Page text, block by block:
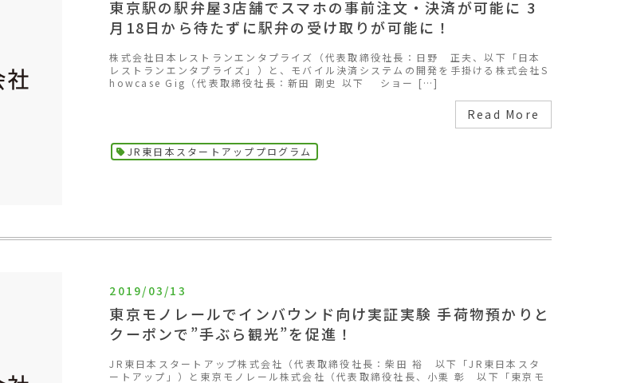
東京駅の駅弁屋3店舗でスマホの事前注文・決済が可能に 3
月18日から待たずに駅弁の受け取りが可能に！
株式会社日本レストランエンタプライズ（代表取締役社長：日野 正夫、以下「日本
レストランエンタプライズ」）と、モバイル決済システムの開発を手掛ける株式会社S
howcase Gig（代表取締役社長：新田 剛史 以下 ショー […]
Read More
JR東日本スタートアッププログラム
2019/03/13
東京モノレールでインバウンド向け実証実験 手荷物預かりと
クーポンで”手ぶら観光”を促進！
JR東日本スタートアップ株式会社（代表取締役社長：柴田 裕 以下「JR東日本スタ
ートアップ」）と東京モノレール株式会社（代表取締役社長、小栗 彰 以下「東京モ